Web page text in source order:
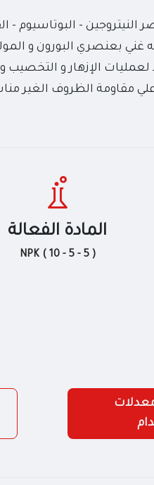
غني بعنصري البورون و
الإزهار و التخصيب و
مقاومة الظروف الغير
المادة الفعالة
NPK ( 10 - 5 - 5 )